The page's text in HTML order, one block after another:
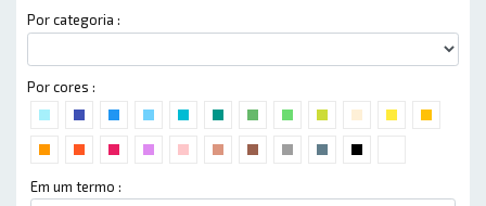
Por categoria :
Por cores :
Em um termo :